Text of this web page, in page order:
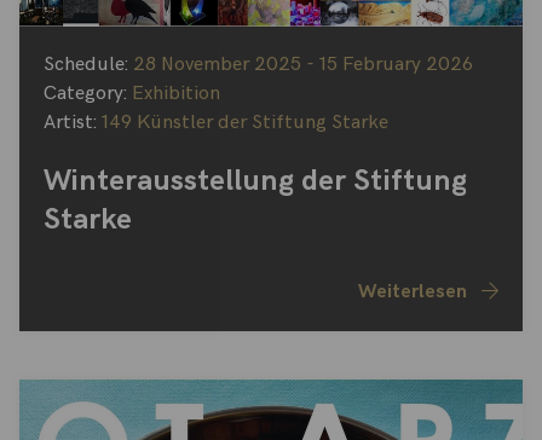
Schedule: 28 November 2025 - 15 February 2026
Category: Exhibition
Artist: 149 Künstler der Stiftung Starke
Winterausstellung der Stiftung
Starke
Weiterlesen